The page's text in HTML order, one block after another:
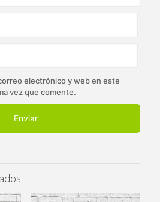
electrónico y web en este
vez que comente.